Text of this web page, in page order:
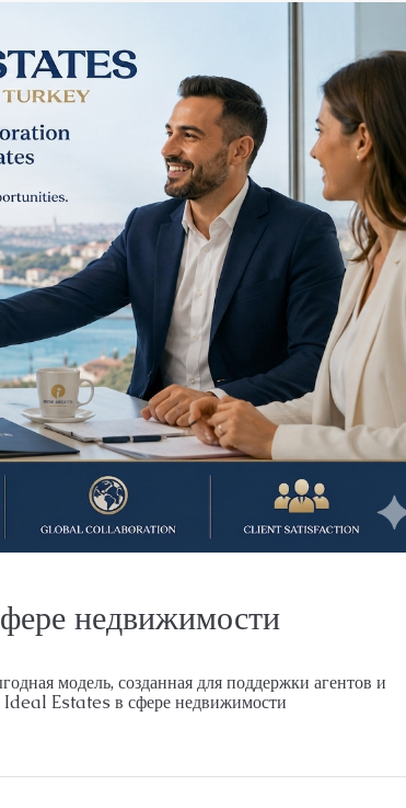
недвижимости
модель, созданная для поддержки агентов и
Ideal Estates в сфере недвижимости